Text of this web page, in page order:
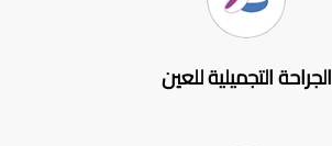
الجراحة التجميلية للعين